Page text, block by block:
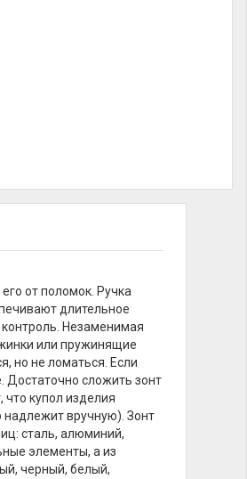
от поломок. Ручка
длительное
Незаменимая
или пружинящие
но не ломаться. Если
Достаточно сложить зонт
купол изделия
надлежит вручную). Зонт
сталь, алюминий,
элементы, а из
черный, белый,